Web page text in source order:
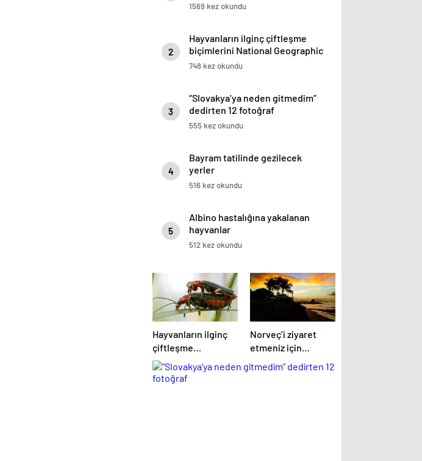
1569 kez okundu
2
Hayvanların ilginç çiftleşme
biçimlerini National Geographic
görüntüledi.
748 kez okundu
3
“Slovakya’ya neden gitmedim”
dedirten 12 fotoğraf
555 kez okundu
4
Bayram tatilinde gezilecek
yerler
516 kez okundu
5
Albino hastalığına yakalanan
hayvanlar
512 kez okundu
Hayvanların ilginç
çiftleşme
biçimlerini National
Geographic
görüntüledi.
Norveç’i ziyaret
etmeniz için
gereken 25 sebep